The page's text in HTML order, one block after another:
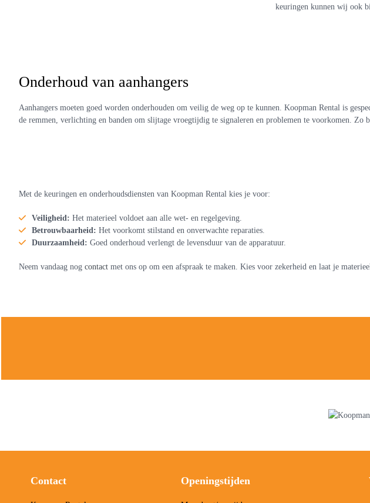
keuringen kunnen wij ook
Onderhoud van aanhangers
Aanhangers moeten goed worden onderhouden om veilig de weg op te kunnen. Koopman Rental is
de remmen, verlichting en banden om slijtage vroegtijdig te signaleren en problemen te voorkomen. Zo
Met de keuringen en onderhoudsdiensten van Koopman Rental kies je voor:
Veiligheid: Het materieel voldoet aan alle wet- en regelgeving.
Betrouwbaarheid: Het voorkomt stilstand en onverwachte reparaties.
Duurzaamheid: Goed onderhoud verlengt de levensduur van de apparatuur.
Neem vandaag nog contact met ons op om een afspraak te maken. Kies voor zekerheid en laat je
Contact Openingstijden